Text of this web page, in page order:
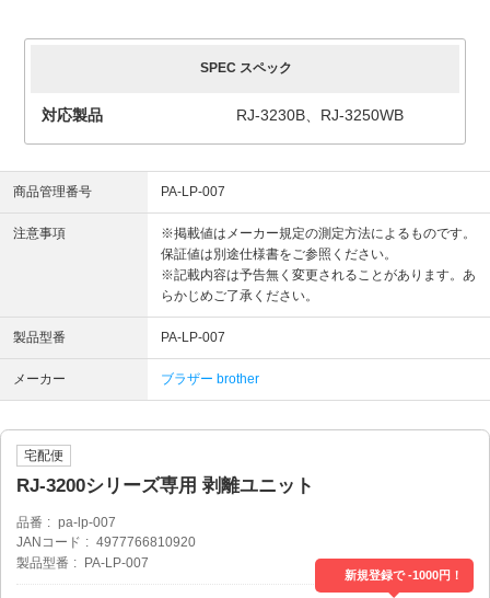
SPEC スペック
対応製品 RJ-3230B、RJ-3250WB
商品管理番号 PA-LP-007
注意事項
※掲載値はメーカー規定の測定方法によるものです。
保証値は別途仕様書をご参照ください。
※記載内容は予告無く変更されることがあります。あ
らかじめご了承ください。
製品型番 PA-LP-007
メーカー ブラザー brother
宅配便
RJ-3200シリーズ専用 剥離ユニット
品番
pa-lp-007
JANコード
4977766810920
製品型番
PA-LP-007
新規登録で -1000円！